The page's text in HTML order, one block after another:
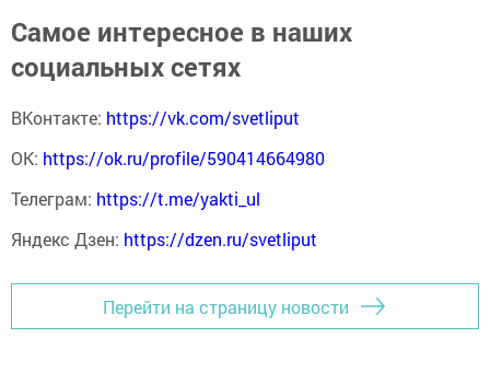
Самое интересное в наших
социальных сетях
ВКонтакте: https://vk.com/svetliput
ОК: https://ok.ru/profile/590414664980
Телеграм: https://t.me/yakti_ul
Яндекс Дзен: https://dzen.ru/svetliput
Перейти на страницу новости